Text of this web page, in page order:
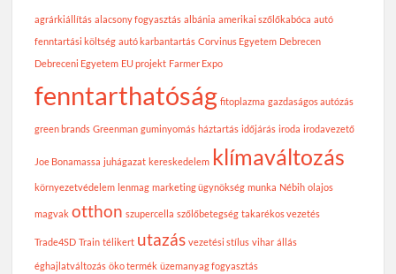
agrárkiállítás alacsony fogyasztás albánia amerikai szőlőkabóca autó
fenntartási költség autó karbantartás Corvinus Egyetem Debrecen
Debreceni Egyetem EU projekt Farmer Expo
fenntarthatóság fitoplazma gazdaságos autózás
green brands Greenman guminyomás háztartás időjárás iroda irodavezető
Joe Bonamassa juhágazat kereskedelem klímaváltozás
környezetvédelem lenmag marketing ügynökség munka Nébih olajos
magvak otthon szupercella szőlőbetegség takarékos vezetés
Trade4SD Train télikert utazás vezetési stílus vihar állás
éghajlatváltozás öko termék üzemanyag fogyasztás